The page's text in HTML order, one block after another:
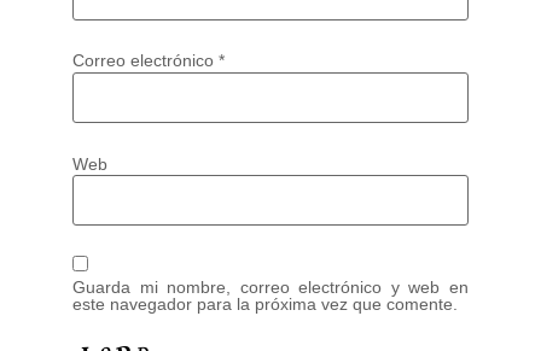
Correo electrónico *
Web
Guarda mi nombre, correo electrónico y web en
este navegador para la próxima vez que comente.